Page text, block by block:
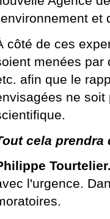
et
côté de ces
menées par
afin que le
ne soit
cela
l'urgence.